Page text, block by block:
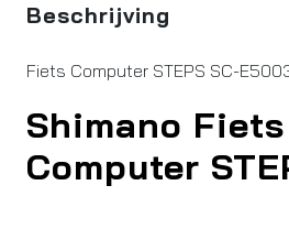
Beschrijving
Fiets Computer STEPS SC-
Shimano Fiets
Computer